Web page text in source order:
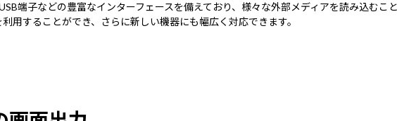
端子などの豊富なインターフェースを備えており、様々な外部メディアを読み込むこと
用することができ、さらに新しい機器にも幅広く対応できます。